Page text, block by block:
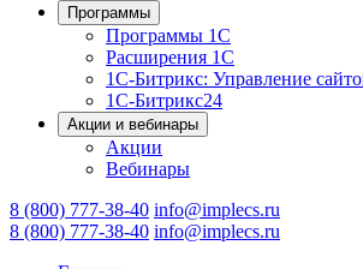
Программы
Программы 1С
Расширения 1С
1С-Битрикс: Управление
1С-Битрикс24
Акции и вебинары
Акции
Вебинары
8 (800) 777-38-40 info@implecs.ru
8 (800) 777-38-40 info@implecs.ru